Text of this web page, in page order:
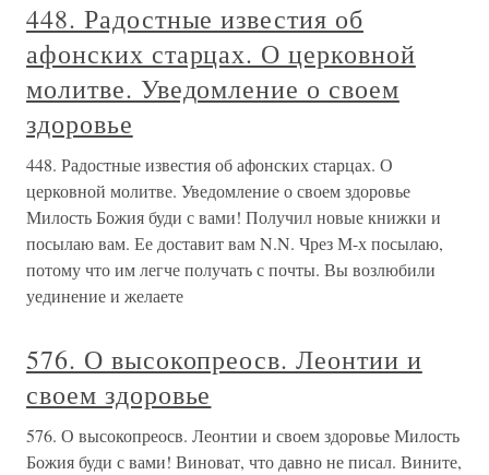
448. Радостные известия об
афонских старцах. О церковной
молитве. Уведомление о своем
здоровье
448. Радостные известия об афонских старцах. О
церковной молитве. Уведомление о своем здоровье
Милость Божия буди с вами! Получил новые книжки и
посылаю вам. Ее доставит вам N.N. Чрез М-х посылаю,
потому что им легче получать с почты. Вы возлюбили
уединение и желаете
576. О высокопреосв. Леонтии и
своем здоровье
576. О высокопреосв. Леонтии и своем здоровье Милость
Божия буди с вами! Виноват, что давно не писал. Вините,